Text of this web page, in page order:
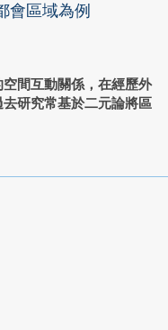
會區域為例
間互動關係，在經歷外
研究常基於二元論將區